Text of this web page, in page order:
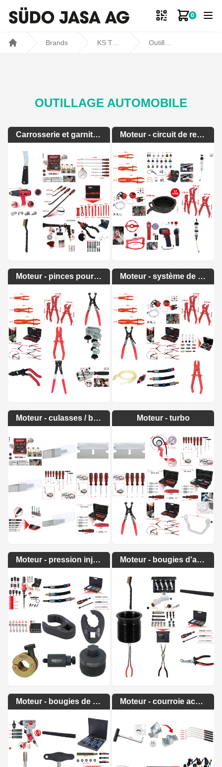
0
Mon
Brands
OUTILLAGE AUTOMOBILE
Carrosserie et garniture interieure Moteur - circuit de refroidissement
Moteur - pinces pour colliers de serrage Moteur - système de carburant
Moteur - culasses / bloc moteur Moteur - turbo
Moteur - pression injecteurs Moteur - bougies d'allumage
Moteur - bougies de préchauffage Moteur - courroie accessoire et d'alternateur